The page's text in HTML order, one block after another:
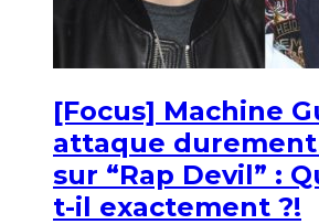
[Focus] Machine
attaque
sur “Rap Devil” :
t-il exactement ?!